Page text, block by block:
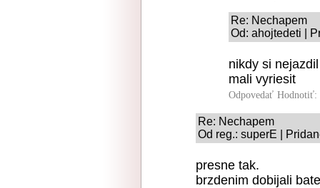
Re: Nechapem
Od: ahojtedeti |
nikdy si
mali vyriesit
Odpovedať Hodnotiť:
Re: Nechapem
Od reg.: superE |
presne tak.
brzdenim dobijali